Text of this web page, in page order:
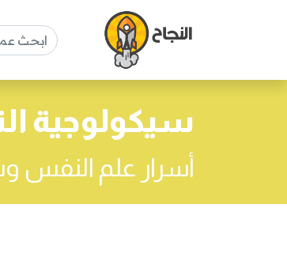
سيكولوجية
أسرار علم النفس